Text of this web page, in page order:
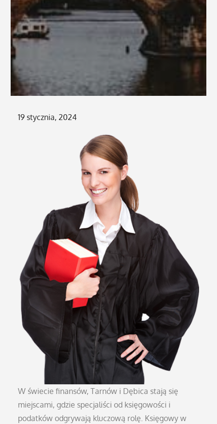
Posted
19 stycznia, 2024
W świecie finansów, Tarnów i Dębica stają się
miejscami, gdzie specjaliści od księgowości i
podatków odgrywają kluczową rolę. Księgowy w